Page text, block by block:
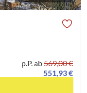
p.P. ab569,00 €
551,93 €